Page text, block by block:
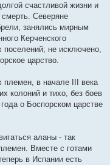
счастливой жизни и
смерть. Северяне
занялись мирным
Керченского
поселений; не исключено,
царство.
племен, в начале III века
колоний и тихо, без боев
о Боспорском царстве
аланы - так
Вместе с готами
в Испании есть